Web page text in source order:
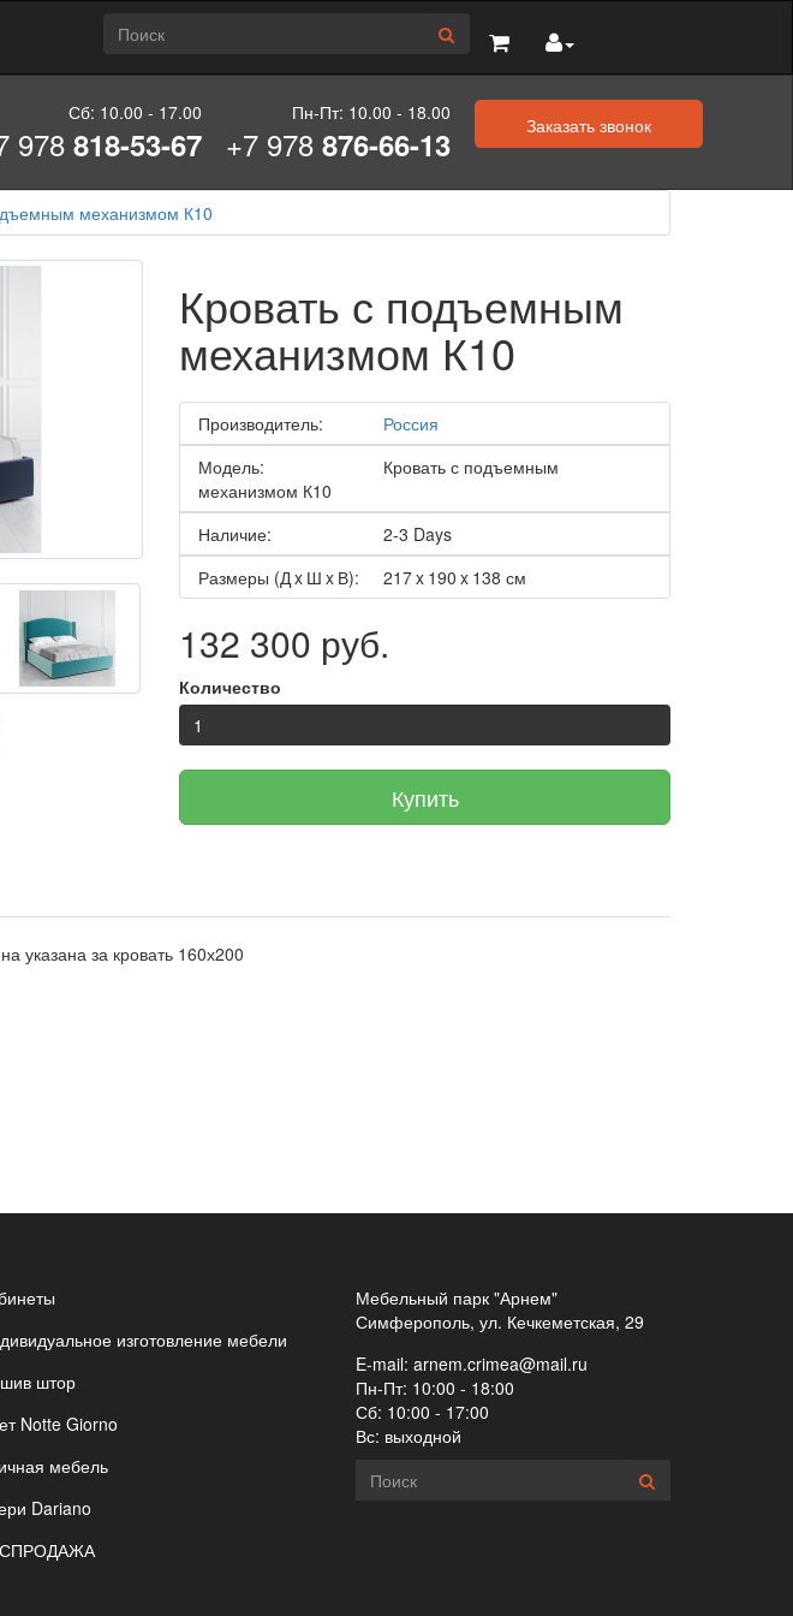
Сб: 10.00 - 17.00
978818-53-67
Пн-Пт: 10.00 - 18.00
+7 978876-66-13 Заказать звонок
механизмом К10
Кровать с подъемным
механизмом К10
Производитель:
Россия
Модель:
Кровать с подъемным
механизмом К10
Наличие:
2-3 Days
Размеры (Д x Ш x В):
217 x 190 x 138 см
132 300 руб.
Количество
Купить
указана за кровать 160х200
изготовление мебели
штор
Notte Giorno
мебель
Dariano
Мебельный парк "Арнем"
Симферополь, ул. Кечкеметская, 29
E-mail: arnem.crimea@mail.ru
Пн-Пт: 10:00 - 18:00
Сб: 10:00 - 17:00
Вс: выходной